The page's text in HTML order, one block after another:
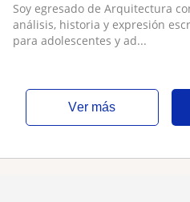
Soy egresado de Arquitectura
análisis, historia y expresión
para adolescentes y ad...
ver más